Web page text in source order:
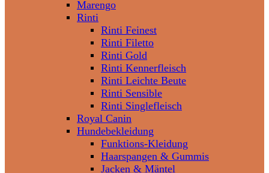
Marengo
Rinti
Rinti Feinest
Rinti Filetto
Rinti Gold
Rinti Kennerfleisch
Rinti Leichte Beute
Rinti Sensible
Rinti Singlefleisch
Royal Canin
Hundebekleidung
Funktions-Kleidung
Haarspangen & Gummis
Jacken & Mäntel